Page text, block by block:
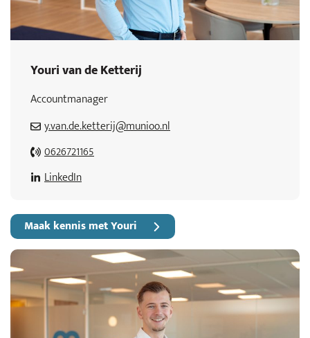
Youri van de Ketterij
Accountmanager
y.van.de.ketterij@munioo.nl
0626721165
LinkedIn
Maak kennis met Youri